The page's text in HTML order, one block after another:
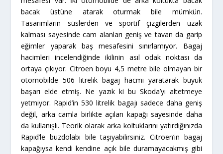
bacak üstüne atarak oturmak bile mümkün.
Tasarımların süslerden ve sportif çizgilerden uzak
kalması sayesinde cam alanları geniş ve tavan da garip
eğimler yaparak baş mesafesini sınırlamıyor. Bagaj
hacimleri incelendiğinde ikilinin asıl odak noktası da
ortaya çıkıyor. Citroen boyu 4,5 metre bile olmayan bir
otomobilde 506 litrelik bagaj hacmi yaratarak büyük
başarı elde etmiş. Ne yazık ki bu Skoda’yı altetmeye
yetmiyor. Rapid’in 530 litrelik bagajı sadece daha geniş
değil, arka camla birlikte açılan kapağı sayesinde daha
da kullanışlı. Teorik olarak arka koltuklarını yatırdığınızda
Rapid’le buzdolabı bile taşıyabilirsiniz. Citroen’in bagaj
kapağıysa kendi kendine açık bile duramayacakmış gibi